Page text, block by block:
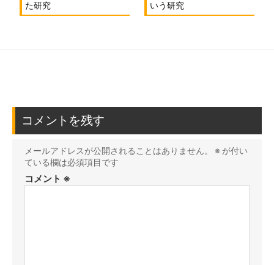
た研究 いう研究
コメントを残す
メールアドレスが公開されることはありません。 ※ が付い
ている欄は必須項目です
コメント ※